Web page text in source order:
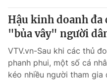
cấp ngày 29/12/2023
Tổng Biên tập:Vũ Thanh
Phó Tổng Biên tập:Nguyễn
Tổng đài VTV:024.38 355
Ðiện thoại Thời báo VTV:
Hậu kinh doanh đa
"bủa vây" người
VTV.vn-Sau khi các thủ
phanh phui, một số cá
kéo nhiều người tham